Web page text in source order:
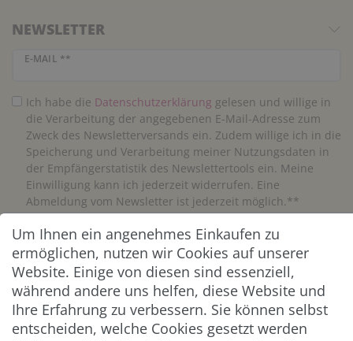
NEWSLETTER
E-MAIL **
Newsletter Honig
Ich habe die Daten­schutz­erklärung gelesen und willige in
die Verarbeitung der angegebenen E-Mail-Adresse zum
Zweck des Newsletterversands ein. Zudem willige ich in die
Speicherung und Verarbeitung meiner Nutzungsdaten in
der Empfängerstatistik des Newslettertools ein. Meine
Einwilligung kann ich jederzeit widerrufen. Eine
Abmeldung vom Newsletter ist jederzeit möglich.**
Abonnieren
** Hierbei handelt es sich um ein Pflichtfeld.
ZAHLUNG & VERSAND
Um Ihnen ein angenehmes Einkaufen zu
ermöglichen, nutzen wir Cookies auf unserer
Website. Einige von diesen sind essenziell,
während andere uns helfen, diese Website und
Ihre Erfahrung zu verbessern. Sie können selbst
entscheiden, welche Cookies gesetzt werden